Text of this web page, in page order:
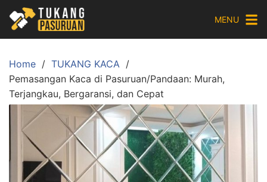
content
MENU
Home
TUKANG KACA
Pemasangan Kaca di Pasuruan/Pandaan: Murah,
Terjangkau, Bergaransi, dan Cepat